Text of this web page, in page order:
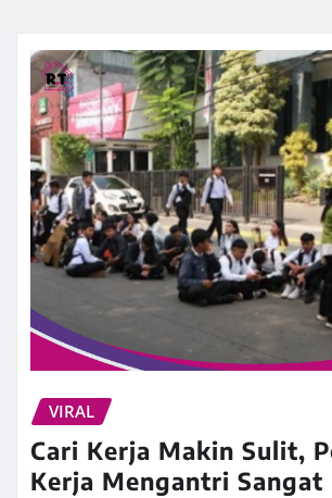
VIRAL
Cari Kerja Makin Sulit,
Kerja Mengantri Sangat